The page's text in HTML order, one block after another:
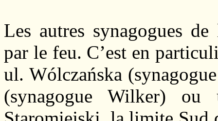
Les autres synagogues
par le feu. C’est en
ul. Wólczańska
(synagogue Wilker)